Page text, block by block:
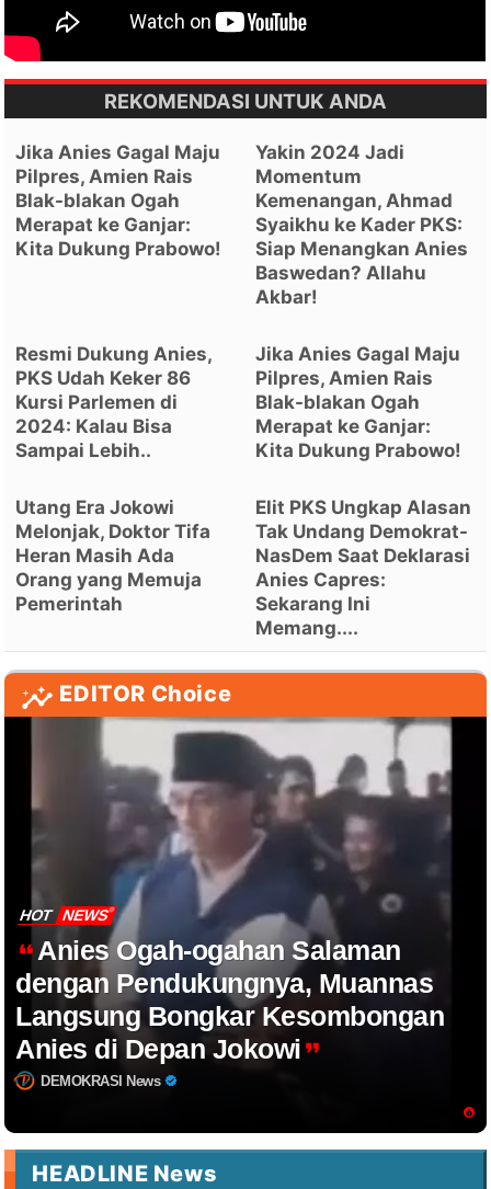
REKOMENDASI UNTUK ANDA
Jika Anies Gagal Maju
Pilpres, Amien Rais
Blak-blakan Ogah
Merapat ke Ganjar:
Kita Dukung Prabowo!
Yakin 2024 Jadi
Momentum
Kemenangan, Ahmad
Syaikhu ke Kader PKS:
Siap Menangkan Anies
Baswedan? Allahu
Akbar!
Resmi Dukung Anies,
PKS Udah Keker 86
Kursi Parlemen di
2024: Kalau Bisa
Sampai Lebih..
Jika Anies Gagal Maju
Pilpres, Amien Rais
Blak-blakan Ogah
Merapat ke Ganjar:
Kita Dukung Prabowo!
Utang Era Jokowi
Melonjak, Doktor Tifa
Heran Masih Ada
Orang yang Memuja
Pemerintah
Elit PKS Ungkap Alasan
Tak Undang Demokrat-
NasDem Saat Deklarasi
Anies Capres:
Sekarang Ini
Memang....
EDITOR Choice
HOT NEWS
Anies Ogah-ogahan Salaman
dengan Pendukungnya, Muannas
Langsung Bongkar Kesombongan
Anies di Depan Jokowi
DEMOKRASI News
HEADLINE News